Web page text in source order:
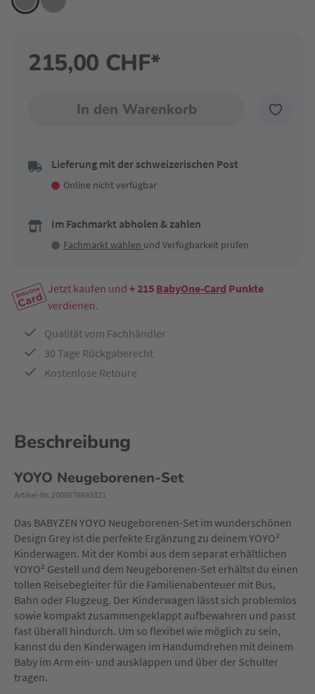
215,00 CHF*
In den Warenkorb
Lieferung mit der schweizerischen Post
Online nicht verfügbar
Im Fachmarkt abholen & zahlen
Fachmarkt wählen und Verfügbarkeit prüfen
Jetzt kaufen und + 215 BabyOne-Card Punkte
verdienen.
Qualität vom Fachhändler
30 Tage Rückgaberecht
Kostenlose Retoure
Beschreibung
YOYO Neugeborenen-Set
Artikel-Nr. 2000576693321
Das BABYZEN YOYO Neugeborenen-Set im wunderschönen
Design Grey ist die perfekte Ergänzung zu deinem YOYO²
Kinderwagen. Mit der Kombi aus dem separat erhältlichen
YOYO² Gestell und dem Neugeborenen-Set erhältst du einen
tollen Reisebegleiter für die Familienabenteuer mit Bus,
Bahn oder Flugzeug. Der Kinderwagen lässt sich problemlos
sowie kompakt zusammengeklappt aufbewahren und passt
fast überall hindurch. Um so flexibel wie möglich zu sein,
kannst du den Kinderwagen im Handumdrehen mit deinem
Baby im Arm ein- und ausklappen und über der Schulter
tragen.